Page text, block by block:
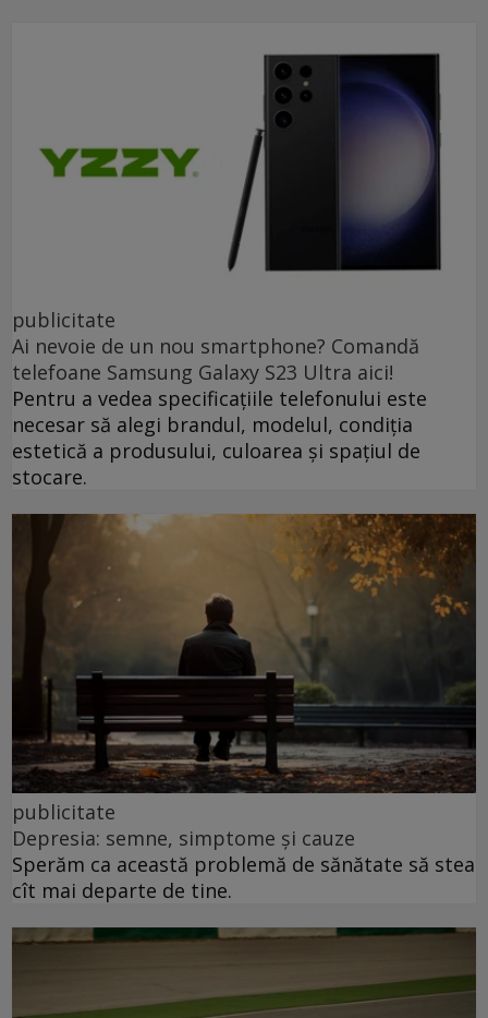
publicitate
Ai nevoie de un nou smartphone? Comandă
telefoane Samsung Galaxy S23 Ultra aici!
Pentru a vedea specificațiile telefonului este
necesar să alegi brandul, modelul, condiția
estetică a produsului, culoarea și spațiul de
stocare.
publicitate
Depresia: semne, simptome și cauze
Sperăm ca această problemă de sănătate să stea
cît mai departe de tine.